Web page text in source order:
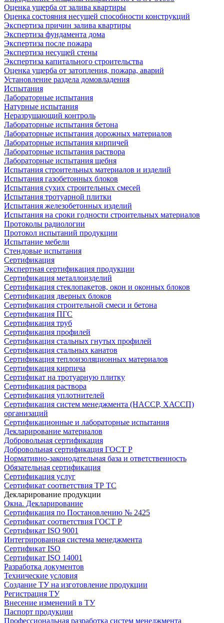
Оценка ущерба от залива квартиры
Оценка состояния несущей способности конструкций
Экспертиза причин залива квартиры
Экспертиза фундамента дома
Экспертиза после пожара
Экспертиза несущей стены
Экспертиза капитального строительства
Оценка ущерба от затопления, пожара, аварий
Установление раздела домовладения
Испытания
Лабораторные испытания
Натурные испытания
Неразрушающий контроль
Лабораторные испытания бетона
Лабораторные испытания дорожных материалов
Лабораторные испытания кирпичей
Лабораторные испытания раствора
Лабораторные испытания щебня
Испытания строительных материалов и изделий
Испытания газобетонных блоков
Испытания сухих строительных смесей
Испытания тротуарной плитки
Испытания железобетонных изделий
Испытания на сроки годности строительных материалов
Протоколы радиологии
Протокол испытаний продукции
Испытание мебели
Стендовые испытания
Сертификация
Экспертная сертификация продукции
Сертификация металлоизделий
Сертификация стеклопакетов, окон и оконных блоков
Сертификация дверных блоков
Сертификация строительной смеси и бетона
Сертификация ПГС
Сертификация труб
Сертификация профилей
Сертификация стальных гнутых профилей
Сертификация стальных канатов
Сертификация теплоизоляционных материалов
Сертификация кирпича
Сертификат на тротуарную плитку
Сертификация раствора
Сертификация уплотнителей
Сертификация систем менеджмента (HACCP, ХАССП)
организаций
Сертификационные и лабораторные испытания
Декларирование материалов
Добровольная сертификация
Добровольная сертификация ГОСТ Р
Нормативно-законодательная база и ответственность
Обязательная сертификация
Сертификация услуг
Сертификат соответствия ТР ТС
Декларирование продукции
Окна. Декларирование
Сертификация по Постановлению № 2425
Сертификат соответствия ГОСТ Р
Сертификат ISO 9001
Интегрированная система менеджмента
Сертификат ISO
Сертификат ISO 14001
Разработка документов
Технические условия
Создание ТУ на изготовление продукции
Регистрация ТУ
Внесение изменений в ТУ
Паспорт продукции
Профессиональная разработка систем менеджмента